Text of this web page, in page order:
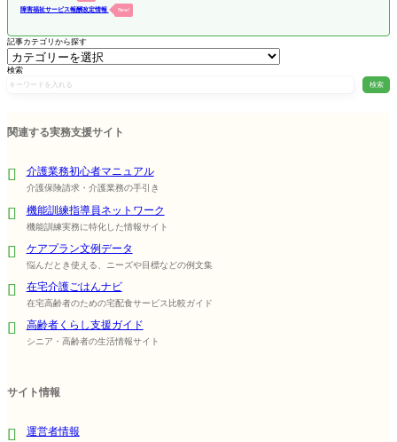
障害福祉サービス報酬改定情報 New!
記事カテゴリから探す
検索
検索
関連する実務支援サイト
介護業務初心者マニュアル
介護保険請求・介護業務の手引き
機能訓練指導員ネットワーク
機能訓練実務に特化した情報サイト
ケアプラン文例データ
悩んだとき使える、ニーズや目標などの例文集
在宅介護ごはんナビ
在宅高齢者のための宅配食サービス比較ガイド
高齢者くらし支援ガイド
シニア・高齢者の生活情報サイト
サイト情報
運営者情報